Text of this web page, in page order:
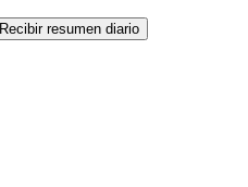
Recibir resumen diario